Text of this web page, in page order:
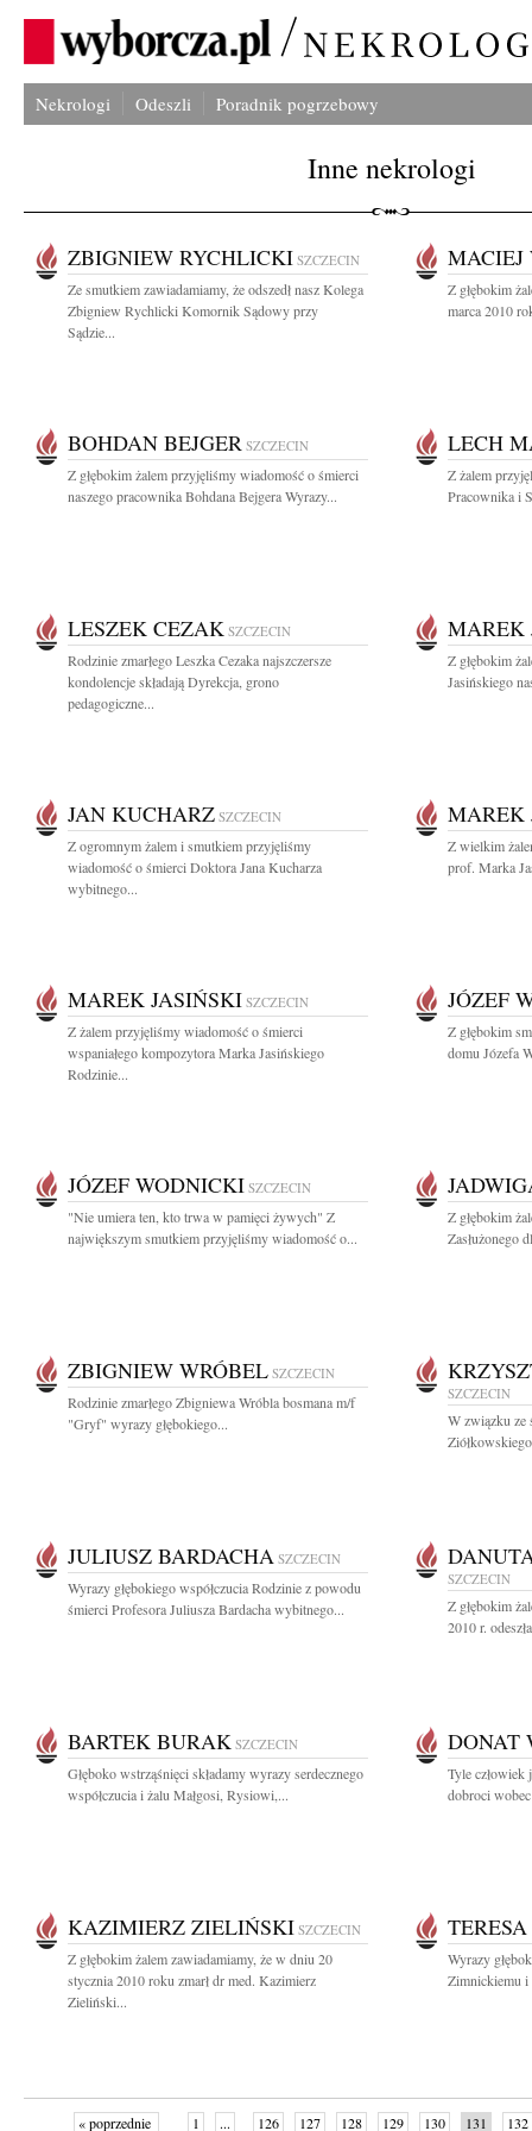
Nekrologi Odeszli Poradnik pogrzebowy
Inne nekrologi
ZBIGNIEW RYCHLICKI SZCZECIN
Ze smutkiem zawiadamiamy, że odszedł nasz Kolega
Zbigniew Rychlicki Komornik Sądowy przy
Sądzie...
MACIEJ
Z głębokim
marca 2010
BOHDAN BEJGER SZCZECIN
Z głębokim żalem przyjęliśmy wiadomość o śmierci
naszego pracownika Bohdana Bejgera Wyrazy...
LECH
Z żalem
Pracownika i
LESZEK CEZAK SZCZECIN
Rodzinie zmarłego Leszka Cezaka najszczersze
kondolencje składają Dyrekcja, grono
pedagogiczne...
MAREK
Z głębokim
Jasińskiego
JAN KUCHARZ SZCZECIN
Z ogromnym żalem i smutkiem przyjęliśmy
wiadomość o śmierci Doktora Jana Kucharza
wybitnego...
MAREK
Z wielkim
prof. Marka
MAREK JASIŃSKI SZCZECIN
Z żalem przyjęliśmy wiadomość o śmierci
wspaniałego kompozytora Marka Jasińskiego
Rodzinie...
JÓZEF
Z głębokim
domu Józefa
JÓZEF WODNICKI SZCZECIN
"Nie umiera ten, kto trwa w pamięci żywych" Z
największym smutkiem przyjęliśmy wiadomość o...
Z głębokim
Zasłużonego
ZBIGNIEW WRÓBEL SZCZECIN
Rodzinie zmarłego Zbigniewa Wróbla bosmana m/f
"Gryf" wyrazy głębokiego...
SZCZECIN
W związku ze
JULIUSZ BARDACHA SZCZECIN
Wyrazy głębokiego współczucia Rodzinie z powodu
śmierci Profesora Juliusza Bardacha wybitnego...
SZCZECIN
Z głębokim
2010 r.
BARTEK BURAK SZCZECIN
Głęboko wstrząśnięci składamy wyrazy serdecznego
współczucia i żalu Małgosi, Rysiowi,...
DONAT
Tyle człowiek
dobroci
KAZIMIERZ ZIELIŃSKI SZCZECIN
Z głębokim żalem zawiadamiamy, że w dniu 20
stycznia 2010 roku zmarł dr med. Kazimierz
Zieliński...
Wyrazy
Zimnickiemu i
« poprzednie 1 ... 126 127 128 129 130 131 132